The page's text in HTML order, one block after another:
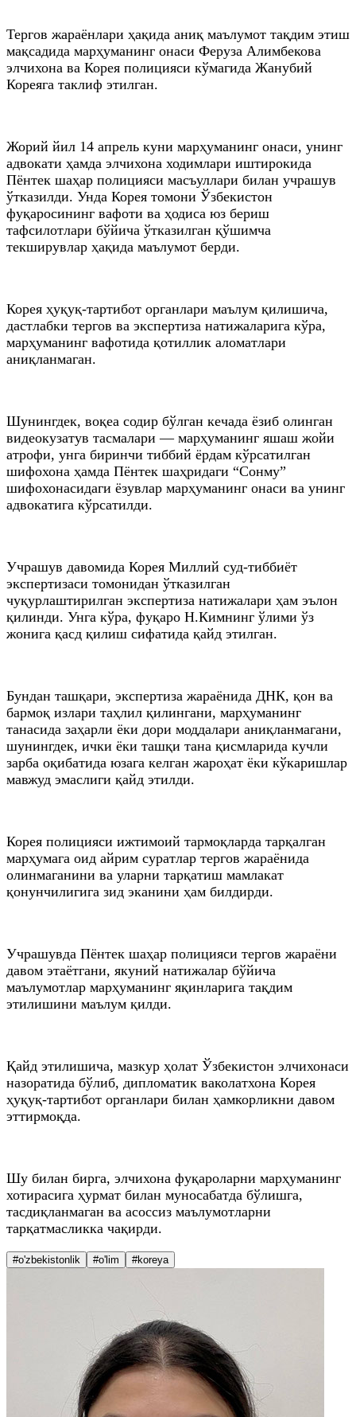
Тергов жараёнлари ҳақида аниқ маълумот тақдим этиш
мақсадида марҳуманинг онаси Феруза Алимбекова
элчихона ва Корея полицияси кўмагида Жанубий
Кореяга таклиф этилган.
Жорий йил 14 апрель куни марҳуманинг онаси, унинг
адвокати ҳамда элчихона ходимлари иштирокида
Пёнтек шаҳар полицияси масъуллари билан учрашув
ўтказилди. Унда Корея томони Ўзбекистон
фуқаросининг вафоти ва ҳодиса юз бериш
тафсилотлари бўйича ўтказилган қўшимча
текширувлар ҳақида маълумот берди.
Корея ҳуқуқ-тартибот органлари маълум қилишича,
дастлабки тергов ва экспертиза натижаларига кўра,
марҳуманинг вафотида қотиллик аломатлари
аниқланмаган.
Шунингдек, воқеа содир бўлган кечада ёзиб олинган
видеокузатув тасмалари — марҳуманинг яшаш жойи
атрофи, унга биринчи тиббий ёрдам кўрсатилган
шифохона ҳамда Пёнтек шаҳридаги “Сонму”
шифохонасидаги ёзувлар марҳуманинг онаси ва унинг
адвокатига кўрсатилди.
Учрашув давомида Корея Миллий суд-тиббиёт
экспертизаси томонидан ўтказилган
чуқурлаштирилган экспертиза натижалари ҳам эълон
қилинди. Унга кўра, фуқаро Н.Кимнинг ўлими ўз
жонига қасд қилиш сифатида қайд этилган.
Бундан ташқари, экспертиза жараёнида ДНК, қон ва
бармоқ излари таҳлил қилингани, марҳуманинг
танасида заҳарли ёки дори моддалари аниқланмагани,
шунингдек, ички ёки ташқи тана қисмларида кучли
зарба оқибатида юзага келган жароҳат ёки кўкаришлар
мавжуд эмаслиги қайд этилди.
Корея полицияси ижтимоий тармоқларда тарқалган
марҳумага оид айрим суратлар тергов жараёнида
олинмаганини ва уларни тарқатиш мамлакат
қонунчилигига зид эканини ҳам билдирди.
Учрашувда Пёнтек шаҳар полицияси тергов жараёни
давом этаётгани, якуний натижалар бўйича
маълумотлар марҳуманинг яқинларига тақдим
этилишини маълум қилди.
Қайд этилишича, мазкур ҳолат Ўзбекистон элчихонаси
назоратида бўлиб, дипломатик ваколатхона Корея
ҳуқуқ-тартибот органлари билан ҳамкорликни давом
эттирмоқда.
Шу билан бирга, элчихона фуқароларни марҳуманинг
хотирасига ҳурмат билан муносабатда бўлишга,
тасдиқланмаган ва асоссиз маълумотларни
тарқатмасликка чақирди.
#o'zbekistonlik #o'lim #koreya